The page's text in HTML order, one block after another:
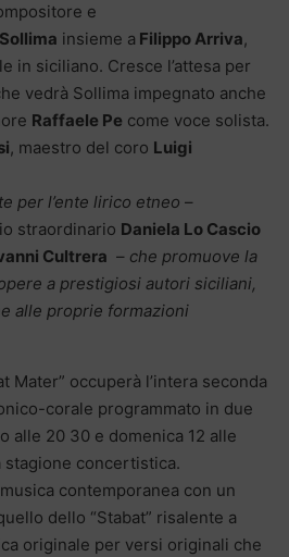
e
insieme a Filippo Arriva,
in siciliano. Cresce l’attesa per
vedrà Sollima impegnato anche
Raffaele Pe come voce solista.
, maestro del coro Luigi
per l’ente lirico etneo –
straordinario Daniela Lo Cascio
Cultrera – che promuove la
a prestigiosi autori siciliani,
alle proprie formazioni
Mater” occuperà l’intera seconda
corale programmato in due
alle 20 30 e domenica 12 alle
stagione concertistica.
contemporanea con un
dello “Stabat” risalente a
originale per versi originali che